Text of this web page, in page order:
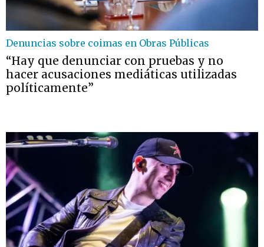
Denuncias sobre coimas en Obras Públicas
“Hay que denunciar con pruebas y no
hacer acusaciones mediáticas utilizadas
políticamente”